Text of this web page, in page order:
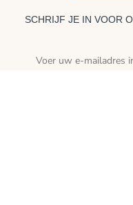
SCHRIJF JE IN VOOR